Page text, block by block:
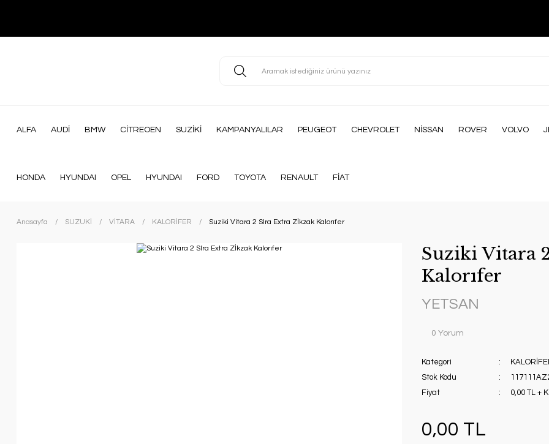
ALFA AUDİ BMW CİTREOEN SUZİKİ KAMPANYALILAR PEUGEOT CHEVROLET NİSSAN ROVER VOLVO
HONDA HYUNDAI OPEL HYUNDAI FORD TOYOTA RENAULT FİAT
Anasayfa SUZUKİ VİTARA KALORİFER Suziki Vitara 2 SIra Extra Zİkzak Kalorıfer
Suziki Vitara
Kalorıfer
YETSAN
0 Yorum
Kategori
Stok Kodu
Fiyat
0,00 TL +
0,00 TL